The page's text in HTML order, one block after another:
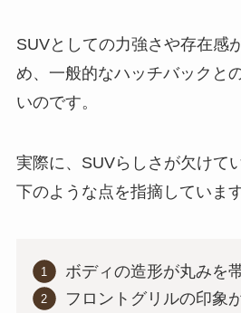
SUVとしての力強さや存在感
め、一般的なハッチバックと
いのです。
実際に、SUVらしさが欠けて
下のような点を指摘しています
ボディの造形が丸みを
フロントグリルの印象